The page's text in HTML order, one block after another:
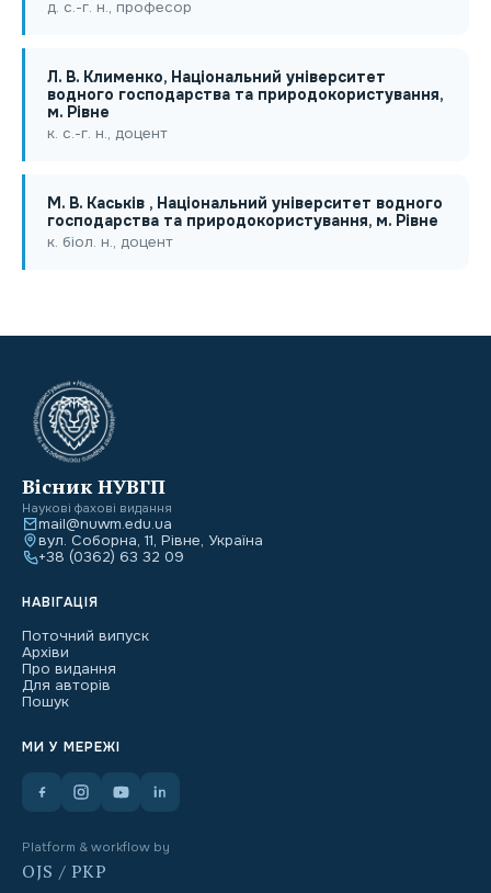
д. с.-г. н., професор
Л. В. Клименко, Національний університет
водного господарства та природокористування,
м. Рівне
к. с.-г. н., доцент
М. В. Каськів , Національний університет водного
господарства та природокористування, м. Рівне
к. біол. н., доцент
Вісник НУВГП
Наукові фахові видання
mail@nuwm.edu.ua
вул. Соборна, 11, Рівне, Україна
+38 (0362) 63 32 09
НАВІГАЦІЯ
Поточний випуск
Архіви
Про видання
Для авторів
Пошук
МИ У МЕРЕЖІ
Platform & workflow by
OJS / PKP